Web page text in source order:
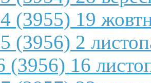
(3955) 19
(3956) 2
16